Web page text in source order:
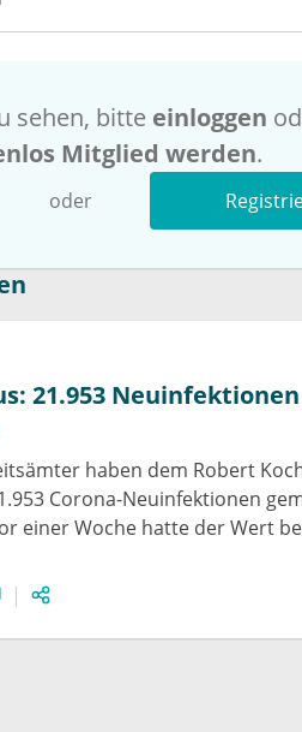
sehen, bitte einloggen
Mitglied werden.
oder
21.953
haben dem Robert
Corona-Neuinfektionen
einer Woche hatte der Wert